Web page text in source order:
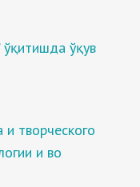
ўқитишда ўқув
творческого
и во